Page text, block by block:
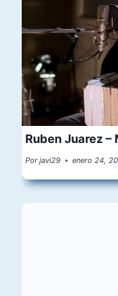
Ruben Juarez
Por javi29 enero 24,